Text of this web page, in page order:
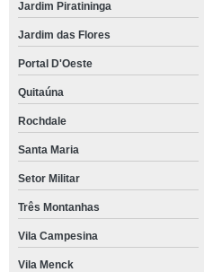
Jardim Piratininga
Jardim das Flores
Portal D'Oeste
Quitaúna
Rochdale
Santa Maria
Setor Militar
Três Montanhas
Vila Campesina
Vila Menck